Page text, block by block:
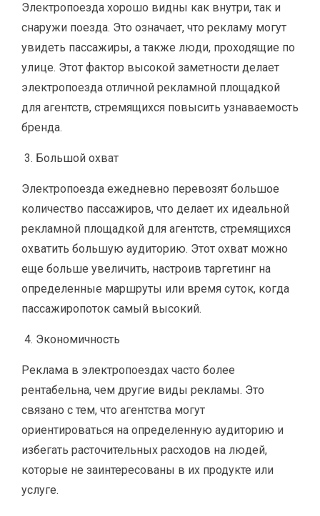
Электропоезда хорошо видны как внутри, так и
снаружи поезда. Это означает, что рекламу могут
увидеть пассажиры, а также люди, проходящие по
улице. Этот фактор высокой заметности делает
электропоезда отличной рекламной площадкой
для агентств, стремящихся повысить узнаваемость
бренда.
Большой охват
Электропоезда ежедневно перевозят большое
количество пассажиров, что делает их идеальной
рекламной площадкой для агентств, стремящихся
охватить большую аудиторию. Этот охват можно
еще больше увеличить, настроив таргетинг на
определенные маршруты или время суток, когда
пассажиропоток самый высокий.
Экономичность
Реклама в электропоездах часто более
рентабельна, чем другие виды рекламы. Это
связано с тем, что агентства могут
ориентироваться на определенную аудиторию и
избегать расточительных расходов на людей,
которые не заинтересованы в их продукте или
услуге.